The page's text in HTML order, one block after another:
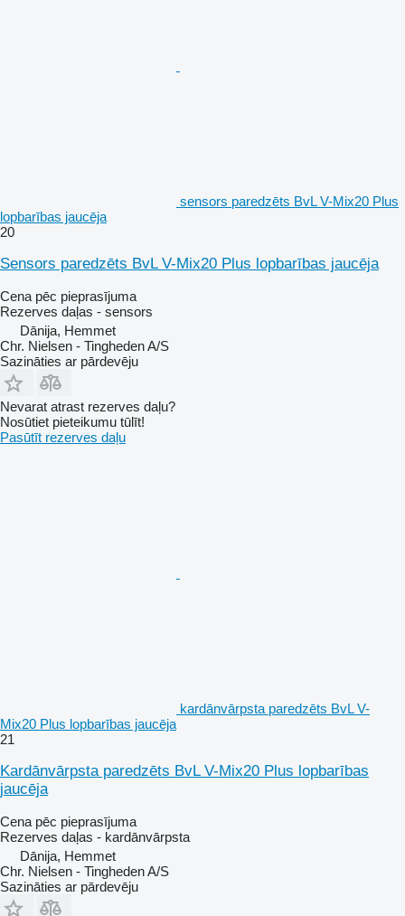
sensors paredzēts BvL V-Mix20 Plus
lopbarības jaucēja
20
Sensors paredzēts BvL V-Mix20 Plus lopbarības jaucēja
Cena pēc pieprasījuma
Rezerves daļas - sensors
Dānija, Hemmet
Chr. Nielsen - Tingheden A/S
Sazināties ar pārdevēju
Nevarat atrast rezerves daļu?
Nosūtiet pieteikumu tūlīt!
Pasūtīt rezerves daļu
kardānvārpsta paredzēts BvL V-
Mix20 Plus lopbarības jaucēja
21
Kardānvārpsta paredzēts BvL V-Mix20 Plus lopbarības
jaucēja
Cena pēc pieprasījuma
Rezerves daļas - kardānvārpsta
Dānija, Hemmet
Chr. Nielsen - Tingheden A/S
Sazināties ar pārdevēju